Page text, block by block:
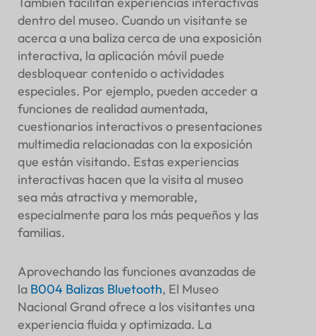
dentro del museo. Cuando un visitante se
acerca a una baliza cerca de una exposición
interactiva, la aplicación móvil puede
desbloquear contenido o actividades
especiales. Por ejemplo, pueden acceder a
funciones de realidad aumentada,
cuestionarios interactivos o presentaciones
multimedia relacionadas con la exposición
que están visitando. Estas experiencias
interactivas hacen que la visita al museo
sea más atractiva y memorable,
especialmente para los más pequeños y las
familias.
Aprovechando las funciones avanzadas de
la B004 Balizas Bluetooth, El Museo
Nacional Grand ofrece a los visitantes una
experiencia fluida y optimizada. La
IT